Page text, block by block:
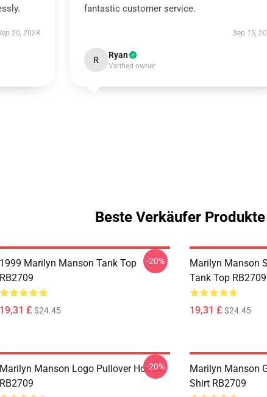
20, 2024
fantastic customer service.
Sep 15,
R Ryan
Verified owner
Beste Verkäufer Produkte
1999 Marilyn Manson Tank Top
RB2709
19,31 £ $24.45
-20%
Marilyn Manson
Tank Top RB2709
19,31 £ $24.45
Marilyn Manson Logo Pullover Hoodie
RB2709
-20%
Marilyn Manson
Shirt RB2709